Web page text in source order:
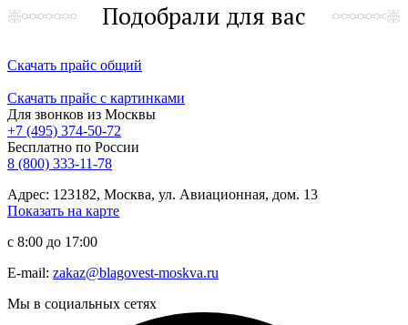
Подобрали для вас
Скачать прайс общий
Скачать прайс с картинками
Для звонков из Москвы
+7 (495) 374-50-72
Бесплатно по России
8 (800) 333-11-78
Адрес: 123182, Москва, ул. Авиационная, дом. 13
Показать на карте
с 8:00 до 17:00
E-mail: zakaz@blagovest-moskva.ru
Мы в социальных сетях